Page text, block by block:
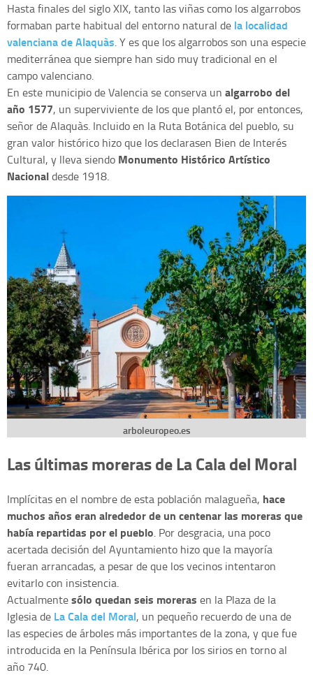
Hasta finales del siglo XIX, tanto las viñas como los algarrobos
formaban parte habitual del entorno natural de la localidad
valenciana de Alaquàs. Y es que los algarrobos son una especie
mediterránea que siempre han sido muy tradicional en el
campo valenciano.
En este municipio de Valencia se conserva un algarrobo del
año 1577, un superviviente de los que plantó el, por entonces,
señor de Alaquàs. Incluido en la Ruta Botánica del pueblo, su
gran valor histórico hizo que los declarasen Bien de Interés
Cultural, y lleva siendo Monumento Histórico Artístico
Nacionaldesde 1918.
arboleuropeo.es
Las últimas moreras de La Cala del Moral
Implícitas en el nombre de esta población malagueña, hace
muchos años eran alrededor de un centenar las moreras que
había repartidas por el pueblo. Por desgracia, una poco
acertada decisión del Ayuntamiento hizo que la mayoría
fueran arrancadas, a pesar de que los vecinos intentaron
evitarlo con insistencia.
Actualmentesólo quedan seis moreras en la Plaza de la
Iglesia de La Cala del Moral, un pequeño recuerdo de una de
las especies de árboles más importantes de la zona, y que fue
introducida en la Península Ibérica por los sirios en torno al
año 740.